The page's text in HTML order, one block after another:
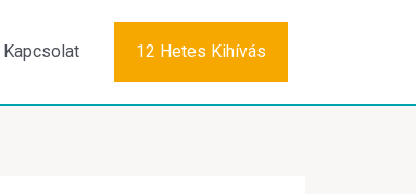
Kapcsolat 12 Hetes Kihívás